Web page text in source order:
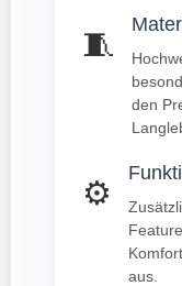
🧵
den
⚙️
aus.